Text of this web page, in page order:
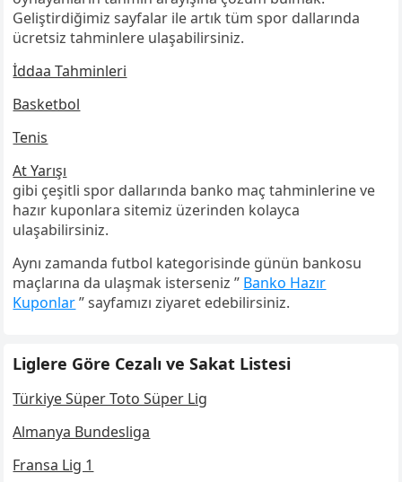
Geliştirdiğimiz sayfalar ile artık tüm spor dallarında
ücretsiz tahminlere ulaşabilirsiniz.
İddaa Tahminleri
Basketbol
Tenis
At Yarışı
gibi çeşitli spor dallarında banko maç tahminlerine ve
hazır kuponlara sitemiz üzerinden kolayca
ulaşabilirsiniz.
Aynı zamanda futbol kategorisinde günün bankosu
maçlarına da ulaşmak isterseniz ” Banko Hazır
Kuponlar” sayfamızı ziyaret edebilirsiniz.
Liglere Göre Cezalı ve Sakat Listesi
Türkiye Süper Toto Süper Lig
Almanya Bundesliga
Fransa Lig 1